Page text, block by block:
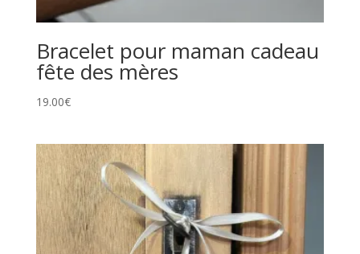
Bracelet pour maman cadeau
fête des mères
19.00€